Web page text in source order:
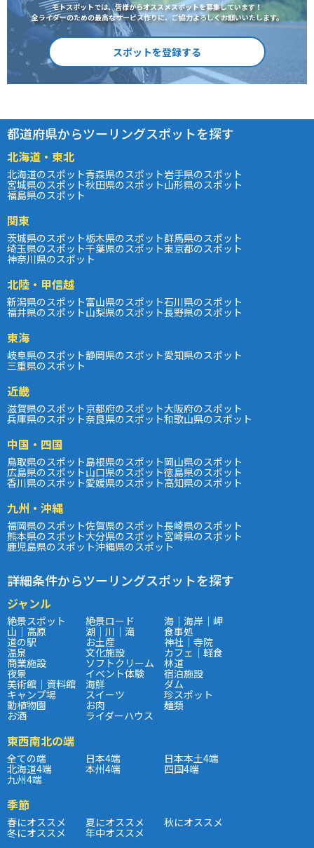
モトスポットでは、皆様からオススメスポットを募集しています！
全ライダーのための最高なサービス作りに、ご協力よろしくお願いいたします。
スポットを登録する
都道府県からツーリングスポットを探す
北海道・東北
北海道のスポット青森県のスポット岩手県のスポット
宮城県のスポット秋田県のスポット山形県のスポット
福島県のスポット
関東
茨城県のスポット栃木県のスポット群馬県のスポット
埼玉県のスポット千葉県のスポット東京都のスポット
神奈川県のスポット
北陸・甲信越
新潟県のスポット富山県のスポット石川県のスポット
福井県のスポット山梨県のスポット長野県のスポット
東海
岐阜県のスポット静岡県のスポット愛知県のスポット
三重県のスポット
近畿
滋賀県のスポット京都府のスポット大阪府のスポット
兵庫県のスポット奈良県のスポット和歌山県のスポット
中国・四国
鳥取県のスポット島根県のスポット岡山県のスポット
広島県のスポット山口県のスポット徳島県のスポット
香川県のスポット愛媛県のスポット高知県のスポット
九州・沖縄
福岡県のスポット佐賀県のスポット長崎県のスポット
熊本県のスポット大分県のスポット宮崎県のスポット
鹿児島県のスポット沖縄県のスポット
詳細条件からツーリングスポットを探す
ジャンル
絶景スポット 絶景ロード 海｜海岸｜岬
山｜高原 湖｜川｜滝 食事処
道の駅 お土産 神社｜寺院
温泉 文化施設 カフェ｜軽食
商業施設 ソフトクリーム 林道
夜景 イベント体験 宿泊施設
美術館｜資料館 海鮮 ダム
キャンプ場 スイーツ 珍スポット
動植物園 お肉 麺類
お酒 ライダーハウス
東西南北の端
全ての端 日本4端 日本本土4端
北海道4端 本州4端 四国4端
九州4端
季節
春にオススメ 夏にオススメ 秋にオススメ
冬にオススメ 年中オススメ